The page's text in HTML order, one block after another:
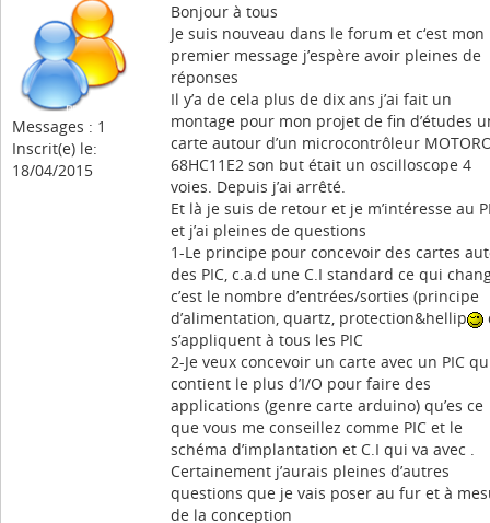
Messages : 1
Inscrit(e) le:
18/04/2015
Bonjour à tous
Je suis nouveau dans le forum et c‘est mon
premier message j’espère avoir pleines de
réponses
Il y’a de cela plus de dix ans j’ai fait un
montage pour mon projet de fin d’études
carte autour d’un microcontrôleur
68HC11E2 son but était un oscilloscope 4
voies. Depuis j’ai arrêté.
Et là je suis de retour et je m’intéresse au
et j’ai pleines de questions
1-Le principe pour concevoir des cartes
des PIC, c.a.d une C.I standard ce qui
c’est le nombre d’entrées/sorties (principe
d’alimentation, quartz, protection&hellip
s’appliquent à tous les PIC
2-Je veux concevoir un carte avec un PIC
contient le plus d’I/O pour faire des
applications (genre carte arduino) qu’es ce
que vous me conseillez comme PIC et le
schéma d’implantation et C.I qui va avec .
Certainement j’aurais pleines d’autres
questions que je vais poser au fur et à
de la conception